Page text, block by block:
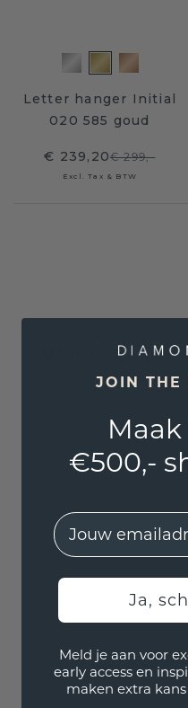
Letter hanger Initial
020 585 goud
€ 239,20€ 299,-
Excl. Tax & BTW
VOLG ONS
JOIN THE
€500,-
EMail
Ja,
Meld je aan voor
early access en
maken extra